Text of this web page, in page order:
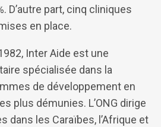
D’autre part, cinq cliniques
en place.
Inter Aide est une
spécialisée dans la
de développement en
plus démunies. L’ONG dirige
dans les Caraïbes, l’Afrique et